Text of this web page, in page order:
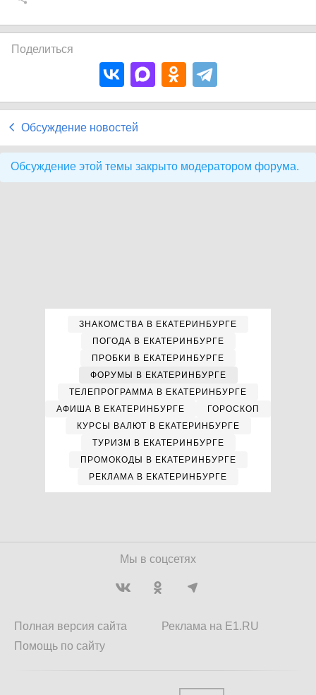
Поделиться
Обсуждение новостей
Обсуждение этой темы закрыто модератором форума.
ЗНАКОМСТВА В ЕКАТЕРИНБУРГЕ
ПОГОДА В ЕКАТЕРИНБУРГЕ
ПРОБКИ В ЕКАТЕРИНБУРГЕ
ФОРУМЫ В ЕКАТЕРИНБУРГЕ
ТЕЛЕПРОГРАММА В ЕКАТЕРИНБУРГЕ
АФИША В ЕКАТЕРИНБУРГЕ
ГОРОСКОП
КУРСЫ ВАЛЮТ В ЕКАТЕРИНБУРГЕ
ТУРИЗМ В ЕКАТЕРИНБУРГЕ
ПРОМОКОДЫ В ЕКАТЕРИНБУРГЕ
РЕКЛАМА В ЕКАТЕРИНБУРГЕ
Мы в соцсетях
Полная версия сайта
Помощь по сайту
Реклама на E1.RU